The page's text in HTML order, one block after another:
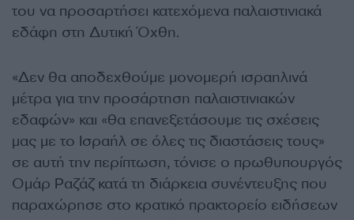
του να προσαρτήσει κατεχόμενα παλαιστινιακά
εδάφη στη Δυτική Όχθη.
«Δεν θα αποδεχθούμε μονομερή ισραηλινά
μέτρα για την προσάρτηση παλαιστινιακών
εδαφών» και «θα επανεξετάσουμε τις σχέσεις
μας με το Ισραήλ σε όλες τις διαστάσεις τους»
σε αυτή την περίπτωση, τόνισε ο πρωθυπουργός
Ομάρ Ραζάζ κατά τη διάρκεια συνέντευξης που
παραχώρησε στο κρατικό πρακτορείο ειδήσεων